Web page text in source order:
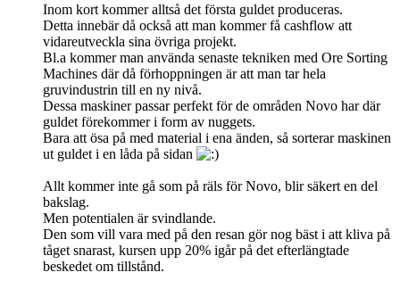
Inom kort kommer alltså det första guldet produceras.
Detta innebär då också att man kommer få cashflow att
vidareutveckla sina övriga projekt.
Bl.a kommer man använda senaste tekniken med Ore Sorting
Machines där då förhoppningen är att man tar hela
gruvindustrin till en ny nivå.
Dessa maskiner passar perfekt för de områden Novo har där
guldet förekommer i form av nuggets.
Bara att ösa på med material i ena änden, så sorterar maskinen
ut guldet i en låda på sidan
Allt kommer inte gå som på räls för Novo, blir säkert en del
bakslag.
Men potentialen är svindlande.
Den som vill vara med på den resan gör nog bäst i att kliva på
tåget snarast, kursen upp 20% igår på det efterlängtade
beskedet om tillstånd.